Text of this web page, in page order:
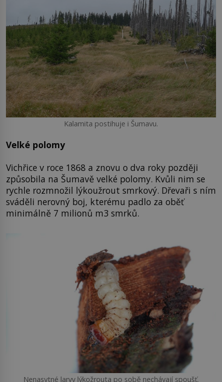
Kalamita postihuje i Šumavu.
Velké polomy
Vichřice v roce 1868 a znovu o dva roky později
způsobila na Šumavě velké polomy. Kvůli nim se
rychle rozmnožil lýkoužrout smrkový. Dřevaři s ním
sváděli nerovný boj, kterému padlo za oběť
minimálně 7 milionů m3 smrků.
Nenasytné larvy lýkožrouta po sobě nechávají spoušť.